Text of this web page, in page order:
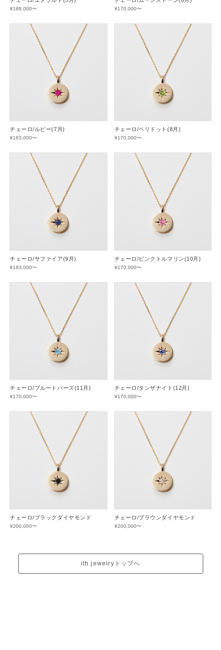
¥188,000〜 ¥170,000〜
チェーロ/ルビー(7月)
¥183,000〜
チェーロ/ペリドット(8月)
¥170,000〜
チェーロ/サファイア(9月)
¥183,000〜
チェーロ/ピンクトルマリン(10月)
¥170,000〜
チェーロ/ブルートパーズ(11月)
¥170,000〜
チェーロ/タンザナイト(12月)
¥170,000〜
チェーロ/ブラックダイヤモンド
¥200,000〜
チェーロ/ブラウンダイヤモンド
¥200,000〜
ith jewelryトップへ